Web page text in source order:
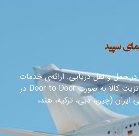
و نقل دریایی. ارائه‌ی خدمات
صادرات، واردات و ترانزیت کالا به صورت Door to Door در
(چین، دبی، ترکیه، هند،